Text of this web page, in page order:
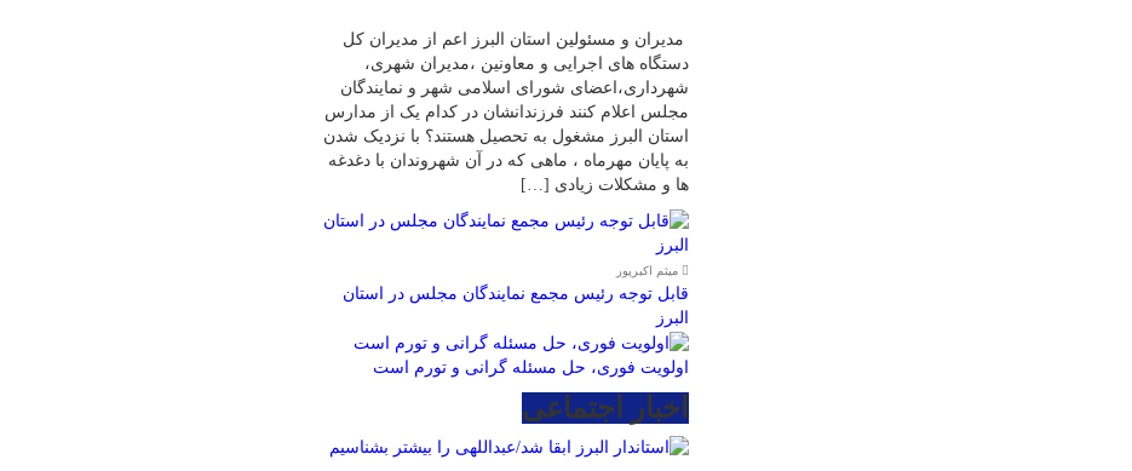
مدیران و مسئولین استان البرز اعم از مدیران کل
دستگاه های اجرایی و معاونین ،مدیران شهری،
شهرداری،اعضای شورای اسلامی شهر و نمایندگان
مجلس اعلام کنند فرزندانشان در کدام یک از مدارس
استان البرز مشغول به تحصیل هستند؟ با نزدیک شدن
به پایان مهرماه ، ماهی که در آن شهروندان با دغدغه
ها و مشکلات زیادی […]
میثم اکبرپور
قابل توجه رئیس مجمع نمایندگان مجلس در استان
البرز
اولویت فوری، حل مسئله گرانی و تورم است
اخبار اجتماعی